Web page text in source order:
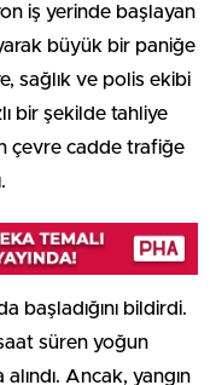
iş yerinde başlayan
büyük bir paniğe
sağlık ve polis ekibi
bir şekilde tahliye
çevre cadde trafiğe
başladığını bildirdi.
süren yoğun
Ancak, yangın